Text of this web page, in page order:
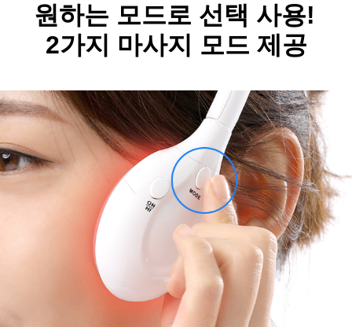
원하는 모드로 선택 사용!
2가지 마사지 모드 제공